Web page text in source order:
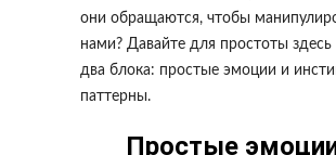
они обращаются, чтобы
нами? Давайте для простоты
два блока: простые эмоции и
паттерны.
Простые